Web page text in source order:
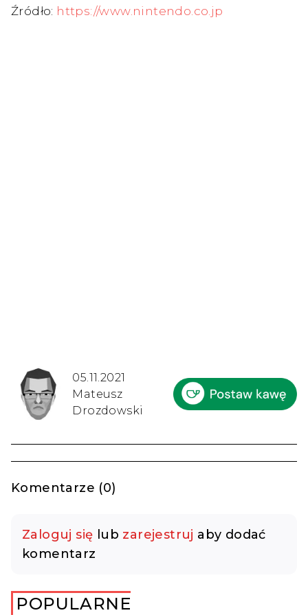
Źródło: https://www.nintendo.co.jp
05.11.2021
Mateusz
Drozdowski
Komentarze (0)
Zaloguj się lub zarejestruj aby dodać
komentarz
POPULARNE